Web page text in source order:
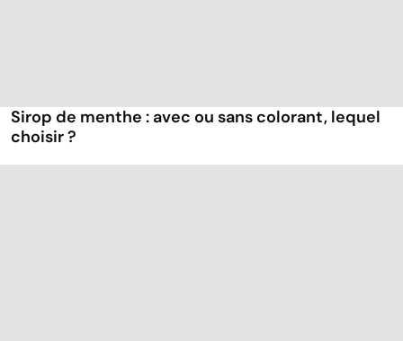
Sirop de menthe : avec ou sans colorant, lequel
choisir ?